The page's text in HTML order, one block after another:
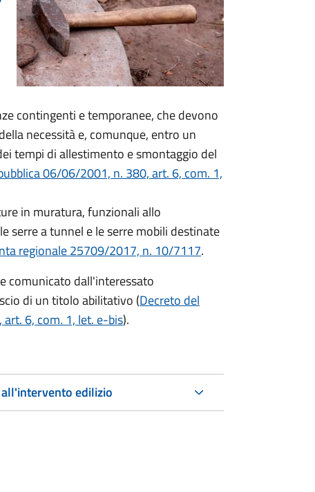
contingenti e temporanee, che devono
necessità e, comunque, entro un
tempi di allestimento e smontaggio del
06/06/2001, n. 380, art. 6, com. 1,
in muratura, funzionali allo
serre a tunnel e le serre mobili destinate
regionale 25709/2017, n. 10/7117.
comunicato dall'interessato
di un titolo abilitativo (Decreto del
6, com. 1, let. e-bis).
edilizio